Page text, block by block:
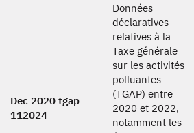
Dec 2020 tgap
112024
Données
déclaratives
relatives à la
Taxe générale
sur les activités
polluantes
(TGAP) entre
2020 et 2022,
notamment les